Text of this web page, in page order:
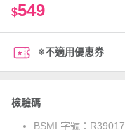
$549
※不適用優惠券
檢驗碼
BSMI 字號： R39017